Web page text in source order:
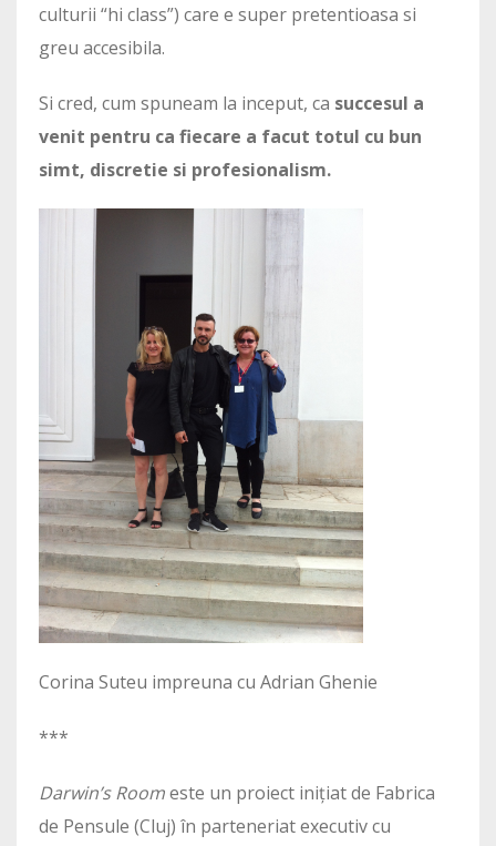
culturii “hi class”) care e super pretentioasa si
greu accesibila.
Si cred, cum spuneam la inceput, ca succesul a
venit pentru ca fiecare a facut totul cu bun
simt, discretie si profesionalism.
Corina Suteu impreuna cu Adrian Ghenie
***
Darwin’s Roomeste un proiect inițiat de Fabrica
de Pensule (Cluj) în parteneriat executiv cu